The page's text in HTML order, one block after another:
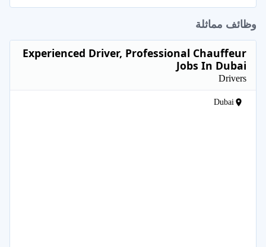
وظائف مماثلة
Experienced Driver, Professional Chauffeur
Jobs In Dubai
Drivers
Dubai